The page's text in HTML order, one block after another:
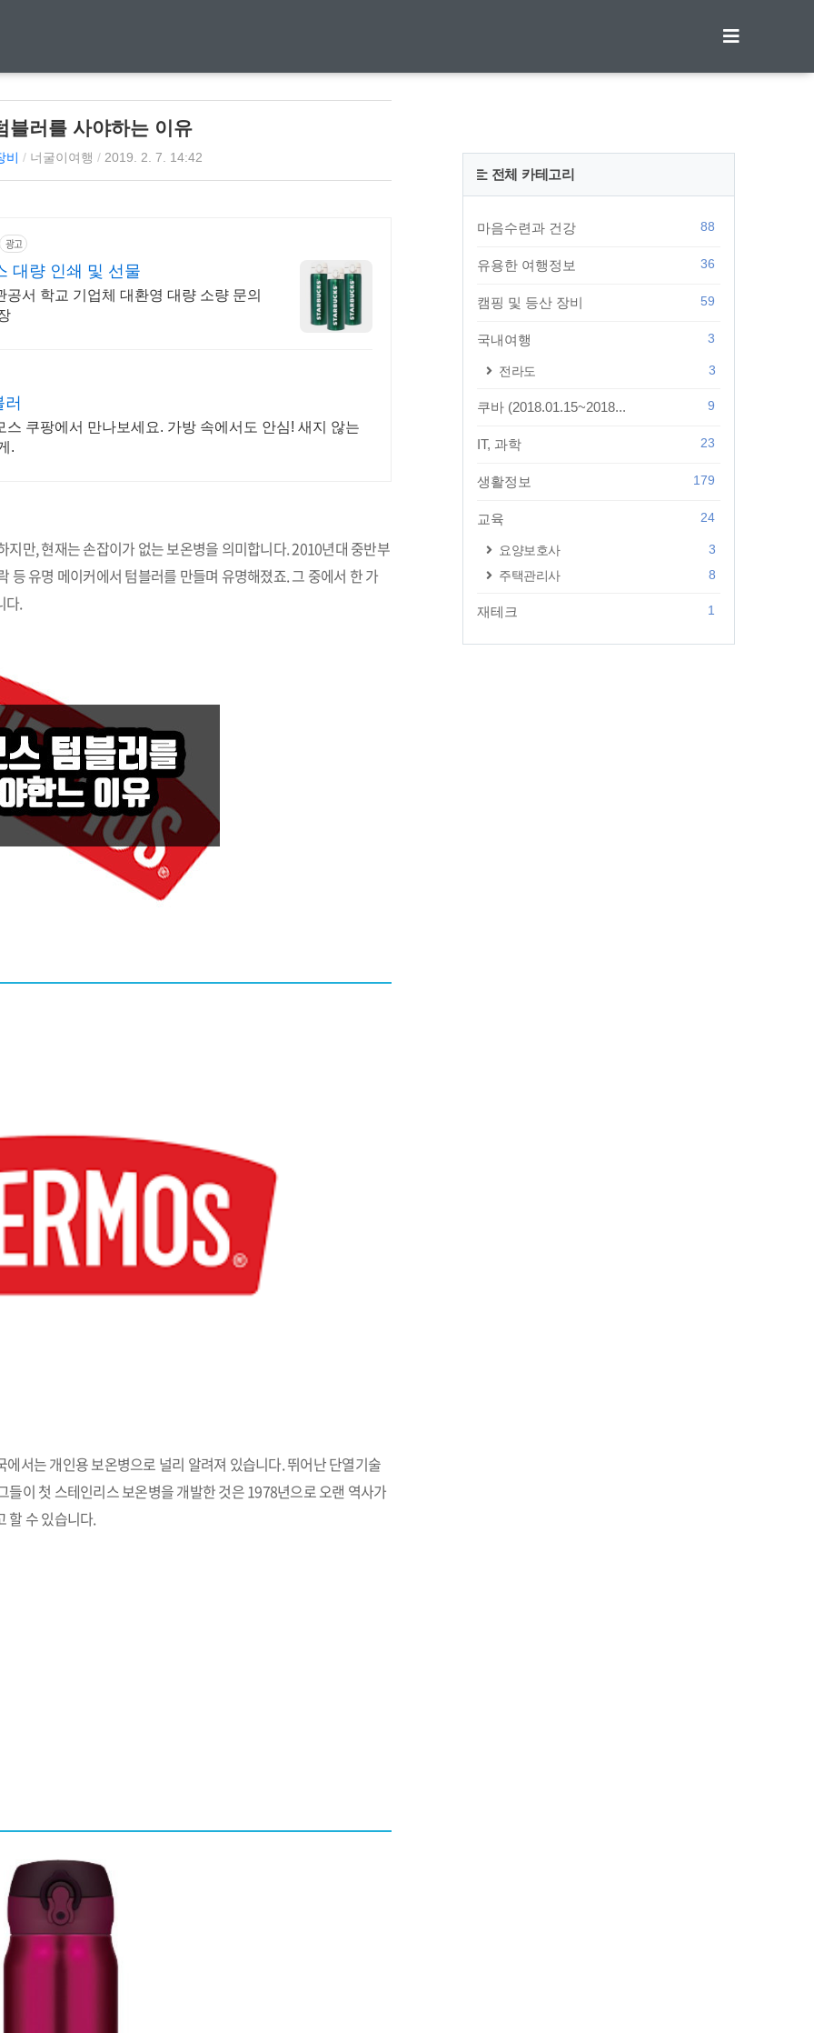
블러를 사야하는 이유
비 / 너굴이여행 / 2019. 2. 7. 14:42
광고
대량 인쇄 및 선물
서 학교 기업체 대환영 대량 소량 문의
쿠팡에서 만나보세요. 가방 속에서도 안심! 새지 않는
.
만, 현재는 손잡이가 없는 보온병을 의미합니다. 2010년대 중반부
등 유명 메이커에서 텀블러를 만들며 유명해졌죠. 그 중에서 한 가
다.
서는 개인용 보온병으로 널리 알려져 있습니다. 뛰어난 단열기술
이 첫 스테인리스 보온병을 개발한 것은 1978년으로 오랜 역사가
할 수 있습니다.
전체 카테고리
마음수련과 건강 88
유용한 여행정보 36
캠핑 및 등산 장비 59
국내여행 3
전라도 3
쿠바 (2018.01.15~2018... 9
IT, 과학 23
생활정보 179
교육 24
요양보호사
3
주택관리사
8
재테크 1